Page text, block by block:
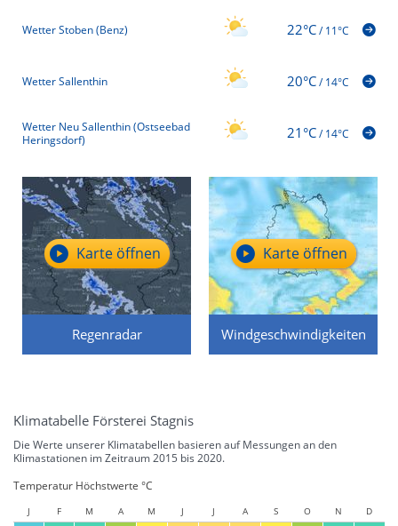
Wetter Stoben (Benz) 22°C/11°C
Wetter Sallenthin 20°C/14°C
Wetter Neu Sallenthin (Ostseebad
Heringsdorf)
21°C/14°C
Regenradar
Karte öffnen
Windgeschwindigkeiten
Karte öffnen
Klimatabelle Försterei Stagnis
Die Werte unserer Klimatabellen basieren auf Messungen an den
Klimastationen im Zeitraum 2015 bis 2020.
Temperatur Höchstwerte °C
J F M A M J J A S O N D